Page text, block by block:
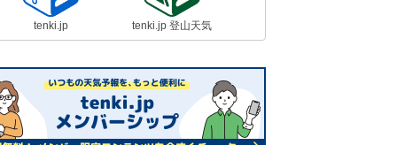
tenki.jp tenki.jp 登山天気